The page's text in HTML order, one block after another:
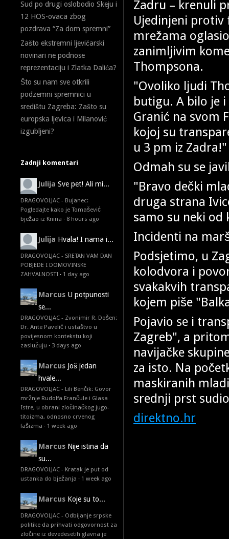
Sud po drugi oslobodio Skeju i
12 HOS-ovaca zbog
pozdrava “Za dom spremni”
Zašto ekstremni ljevičarski
novinari ne podnose
reprezentaciju i Zlatka Dalića?
Što su nam sve otkrili
podzemni spremnici u
središtu Zagreba: Zašto su
europska ljevica i Milanović
izgubljeni?
Zadnji komentari
Julija Sve pet! Ali mi...
DRAGOVOLJAC - Bujanec:
Pogledajte kako je Tomašević
bježao iz Knina · 8 hours ago
Julija Hvala! I nama i...
DRAGOVOLJAC - SRETAN VAM DAN
POBJEDE I DOMOVINSKE
ZAHVALNOSTI · 1 day ago
Marcus U potpunosti
se...
DRAGOVOLJAC - Zvonimir R. Došen:
Dr. Ante Pavelić i ustaštvo u
povijesnom kontekstu koji
zaslužuju · 3 days ago
Marcus Još jedan
hvale...
DRAGOVOLJAC - Lili Benčik: Govor
mržnje Rudolfa Frančule i Glasa
Istre, u obrani zločinačkog jugo-
titoizma, odnosno crvenog
fašizma · 1 week ago
Marcus Nije istina da
su...
DRAGOVOLJAC - Kratak je put od
ustanka do bježanja · 1 week ago
Marcus Koje su to...
DRAGOVOLJAC - Odbijanje srpske
politike da prihvati odgovornost za
zločine iz devedesetih glavna je
Zadru – krenuli
Ujedinjeni protiv
mrežama
zanimljivim
Thompsona.
"Ovoliko ljudi
butigu. A bilo je
Granić na svom
kojoj su
u 3 pm iz
Odmah su se
"Bravo dečki
druga strana
samo su neki
Incidenti na
Podsjetimo, u
kolodvora i
svakakvih
kojem piše
Pojavio se i
Zagreb", a
navijačke
za isto. Na
maskiranih
srednji prst
direktno.hr